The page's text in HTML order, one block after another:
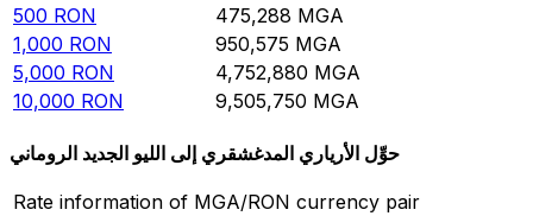
500 RON 475,288 MGA
1,000 RON 950,575 MGA
5,000 RON 4,752,880 MGA
10,000 RON 9,505,750 MGA
حوِّل الأرياري المدغشقري إلى الليو الجديد الروماني
Rate information of MGA/RON currency pair